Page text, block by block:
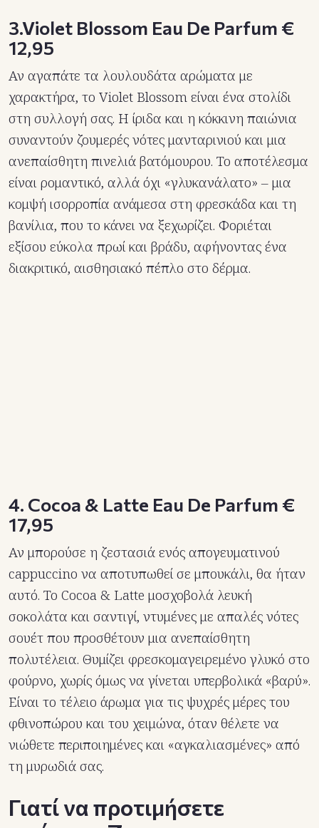
3.Violet Blossom Eau De Parfum €
12,95
Αν αγαπάτε τα λουλουδάτα αρώματα με
χαρακτήρα, το Violet Blossom είναι ένα στολίδι
στη συλλογή σας. Η ίριδα και η κόκκινη παιώνια
συναντούν ζουμερές νότες μανταρινιού και μια
ανεπαίσθητη πινελιά βατόμουρου. Το αποτέλεσμα
είναι ρομαντικό, αλλά όχι «γλυκανάλατο» – μια
κομψή ισορροπία ανάμεσα στη φρεσκάδα και τη
βανίλια, που το κάνει να ξεχωρίζει. Φοριέται
εξίσου εύκολα πρωί και βράδυ, αφήνοντας ένα
διακριτικό, αισθησιακό πέπλο στο δέρμα.
4. Cocoa & Latte Eau De Parfum €
17,95
Αν μπορούσε η ζεστασιά ενός απογευματινού
cappuccino να αποτυπωθεί σε μπουκάλι, θα ήταν
αυτό. Το Cocoa & Latte μοσχοβολά λευκή
σοκολάτα και σαντιγί, ντυμένες με απαλές νότες
σουέτ που προσθέτουν μια ανεπαίσθητη
πολυτέλεια. Θυμίζει φρεσκομαγειρεμένο γλυκό στο
φούρνο, χωρίς όμως να γίνεται υπερβολικά «βαρύ».
Είναι το τέλειο άρωμα για τις ψυχρές μέρες του
φθινοπώρου και του χειμώνα, όταν θέλετε να
νιώθετε περιποιημένες και «αγκαλιασμένες» από
τη μυρωδιά σας.
Γιατί να προτιμήσετε